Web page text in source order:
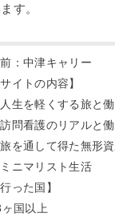
す。
：中津キャリー
サイトの内容】
人生を軽くする旅と
訪問看護のリアルと
旅を通して得た無形
ミニマリスト生活
行った国】
国以上